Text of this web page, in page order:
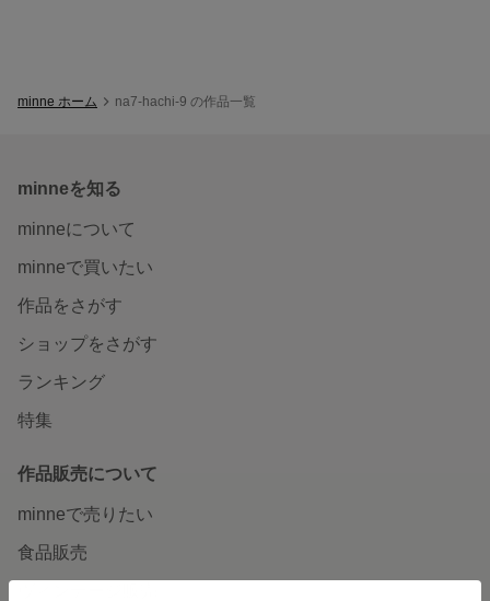
minne ホーム na7-hachi-9 の作品一覧
minneを知る
minneについて
minneで買いたい
作品をさがす
ショップをさがす
ランキング
特集
作品販売について
minneで売りたい
食品販売